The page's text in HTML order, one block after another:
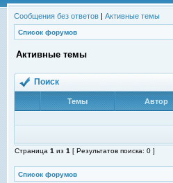
Сообщения без ответов | Активные темы
Список форумов
Активные темы
Поиск
Темы Автор
Страница 1 из 1 [ Результатов поиска: 0 ]
Список форумов